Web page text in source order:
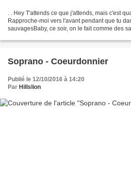
. . Hey T'attends ce que j'attends, mais c'est
Rapproche-moi vers l'avant pendant que tu
sauvagesBaby, ce soir, on le fait comme des
Soprano - Coeurdonnier
Publié le 12/10/2016 à 14:20
Par Hillslion